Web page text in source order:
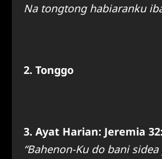
Na tongtong habiaranku
2. Tonggo
3. Ayat Harian: Jeremia
“Bahenon-Ku do bani